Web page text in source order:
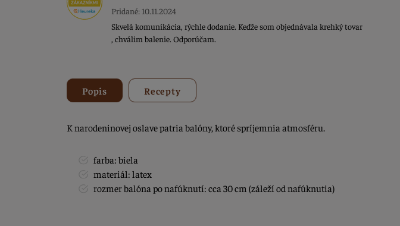
Pridané: 10.11.2024
Skvelá komunikácia, rýchle dodanie. Keďže som objednávala krehký tovar
, chválim balenie. Odporúčam.
Popis Recepty
K narodeninovej oslave patria balóny, ktoré spríjemnia atmosféru.
farba: biela
materiál: latex
rozmer balóna po nafúknutí: cca 30 cm (záleží od nafúknutia)